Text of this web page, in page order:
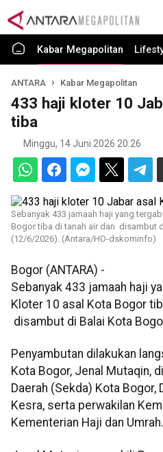
Kabar Megapolitan
ANTARA Kabar Megapolitan
433 haji kloter 10
tiba
Minggu, 14 Juni 2026 20:26
Sebanyak 433 jamaah haji yang
Bogor tiba di tanah air dan disambut
(12/6/2026). (Antara/HO-dskominfo)
Bogor (ANTARA) -
Sebanyak 433 jamaah haji
Kloter 10 asal Kota Bogor
disambut di Balai Kota
Penyambutan dilakukan
Kota Bogor, Jenal Mutaqin,
Daerah (Sekda) Kota Bogor,
Kesra, serta perwakilan
Kementerian Haji dan Umrah.